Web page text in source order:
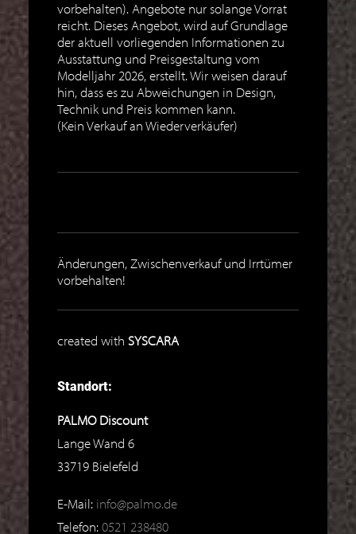
vorbehalten). Angebote nur solange Vorrat
reicht. Dieses Angebot, wird auf Grundlage
der aktuell vorliegenden Informationen zu
Ausstattung und Preisgestaltung vom
Modelljahr 2026, erstellt. Wir weisen darauf
hin, dass es zu Abweichungen in Design,
Technik und Preis kommen kann.
(Kein Verkauf an Wiederverkäufer)
Änderungen, Zwischenverkauf und Irrtümer
vorbehalten!
created with SYSCARA
Standort:
PALMO Discount
Lange Wand 6
33719 Bielefeld
E-Mail: info@palmo.de
Telefon:0521 238480